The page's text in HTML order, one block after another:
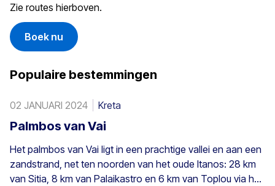
Zie routes hierboven.
Boek nu
Populaire bestemmingen
02 JANUARI 2024 Kreta
Palmbos van Vai
Het palmbos van Vai ligt in een prachtige vallei en aan een
zandstrand, net ten noorden van het oude Itanos: 28 km
van Sitia, 8 km van Palaikastro en 6 km van Toplou via hun